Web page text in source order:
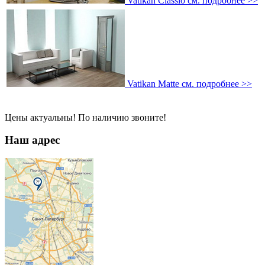
Vatikan Matte см. подробнее >>
Цены актуальны! По наличию звоните!
Наш адрес